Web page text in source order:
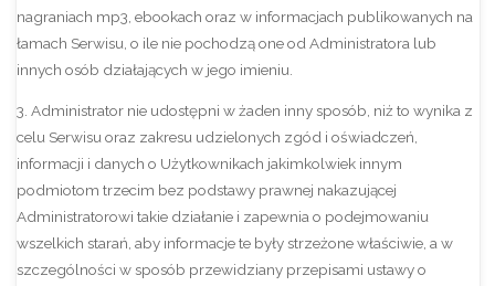
nagraniach mp3, ebookach oraz w informacjach publikowanych na
łamach Serwisu, o ile nie pochodzą one od Administratora lub
innych osób działających w jego imieniu.
3. Administrator nie udostępni w żaden inny sposób, niż to wynika z
celu Serwisu oraz zakresu udzielonych zgód i oświadczeń,
informacji i danych o Użytkownikach jakimkolwiek innym
podmiotom trzecim bez podstawy prawnej nakazującej
Administratorowi takie działanie i zapewnia o podejmowaniu
wszelkich starań, aby informacje te były strzeżone właściwie, a w
szczególności w sposób przewidziany przepisami ustawy o